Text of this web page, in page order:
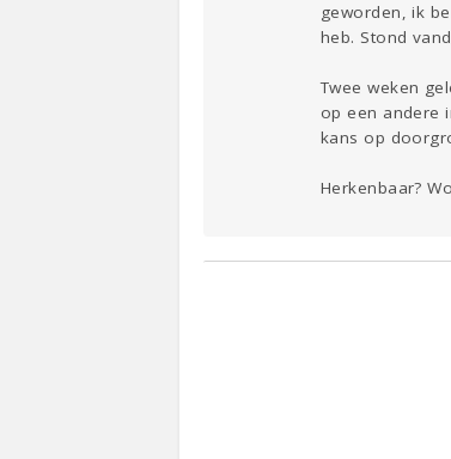
geworden, ik
heb. Stond
Twee weken
op een andere
kans op
Herkenbaar?